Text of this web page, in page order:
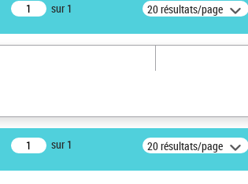
sur 1 20 résultats/page
sur 1 20 résultats/page